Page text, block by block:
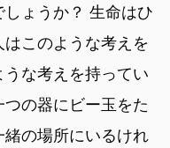
ょうか？ 生命はひ
このような考えを
な考えを持ってい
の器にビー玉をた
緒の場所にいるけれ